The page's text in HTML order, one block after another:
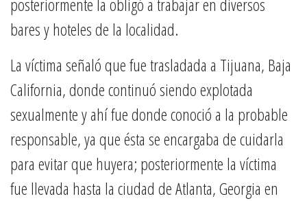
bares y hoteles de la localidad.
La víctima señaló que fue trasladada a Tijuana, Baja
California, donde continuó siendo explotada
sexualmente y ahí fue donde conoció a la probable
responsable, ya que ésta se encargaba de cuidarla
para evitar que huyera; posteriormente la víctima
fue llevada hasta la ciudad de Atlanta, Georgia en